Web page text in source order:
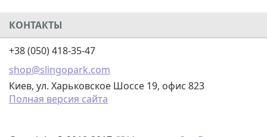
КОНТАКТЫ
+38 (050) 418-35-47
shop@slingopark.com
Киев, ул. Харьковское Шоссе 19, офис 823
Полная версия сайта